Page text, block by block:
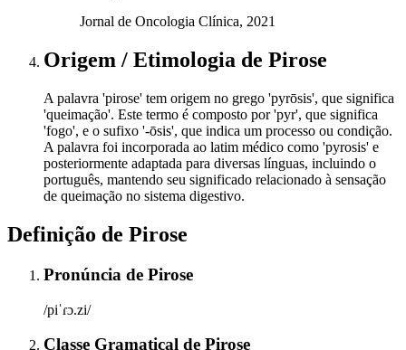
Jornal de Oncologia Clínica, 2021
Origem / Etimologia de Pirose
A palavra 'pirose' tem origem no grego 'pyrōsis', que significa
'queimação'. Este termo é composto por 'pyr', que significa
'fogo', e o sufixo '-ōsis', que indica um processo ou condição.
A palavra foi incorporada ao latim médico como 'pyrosis' e
posteriormente adaptada para diversas línguas, incluindo o
português, mantendo seu significado relacionado à sensação
de queimação no sistema digestivo.
Definição de Pirose
Pronúncia de Pirose
/piˈɾɔ.zi/
Classe Gramatical de Pirose